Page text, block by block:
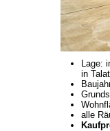
Lage:
in
alle